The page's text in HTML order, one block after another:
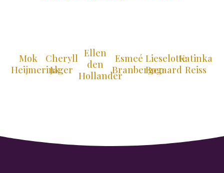
Mok
Heijmerink
Cheryll
Jager
Ellen
den
Hollander
Esmeé
Branbergen
Lieselotte
Bogaard
Katinka
Reiss